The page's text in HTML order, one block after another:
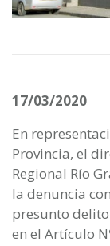
17/03/2020
En
Provincia, el
Regional Río
la denuncia
presunto
en el Artículo